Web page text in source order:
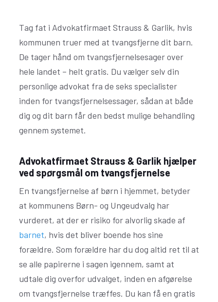
Tag fat i Advokatfirmaet Strauss & Garlik, hvis
kommunen truer med at tvangsfjerne dit barn.
De tager hånd om tvangsfjernelsesager over
hele landet – helt gratis. Du vælger selv din
personlige advokat fra de seks specialister
inden for tvangsfjernelsessager, sådan at både
dig og dit barn får den bedst mulige behandling
gennem systemet.
Advokatfirmaet Strauss & Garlik hjælper
ved spørgsmål om tvangsfjernelse
En tvangsfjernelse af børn i hjemmet, betyder
at kommunens Børn- og Ungeudvalg har
vurderet, at der er risiko for alvorlig skade af
barnet, hvis det bliver boende hos sine
forældre. Som forældre har du dog altid ret til at
se alle papirerne i sagen igennem, samt at
udtale dig overfor udvalget, inden en afgørelse
om tvangsfjernelse træffes. Du kan få en gratis